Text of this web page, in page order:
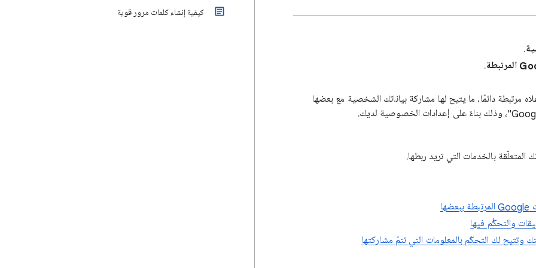
.
.
مرتبطة دائمًا، ما يتيح لها مشاركة بياناتك الشخصية مع بعضها
بالخدمات التي تريد ربطها.
والتحكُّم فيها
كيفية إنشاء كلمات مرور قوية